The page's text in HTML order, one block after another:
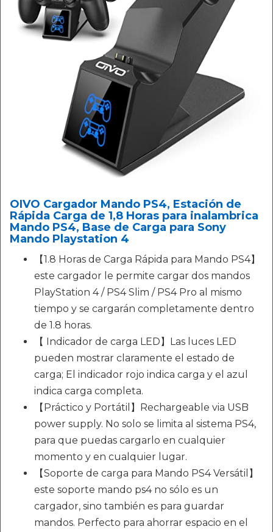
OIVO Cargador Mando PS4, Estación de
Rápida Carga de 1,8 Horas para inalambrica
Mando PS4, Base de Carga para Sony
Mando Playstation 4
【1.8 Horas de Carga Rápida para Mando PS4】
este cargador le permite cargar dos mandos
PlayStation 4 / PS4 Slim / PS4 Pro al mismo
tiempo y se cargarán completamente dentro
de 1.8 horas.
【 Indicador de carga LED】Las luces LED
pueden mostrar claramente el estado de
carga; El indicador rojo indica carga y el azul
indica carga completa.
【Práctico y Portátil】Rechargeable via USB
power supply. No solo se limita al sistema PS4,
para que puedas cargarlo en cualquier
momento y en cualquier lugar.
【Soporte de carga para Mando PS4 Versátil】
este soporte mando ps4 no sólo es un
cargador, sino también es para guardar
mandos. Perfecto para ahorrar espacio en el